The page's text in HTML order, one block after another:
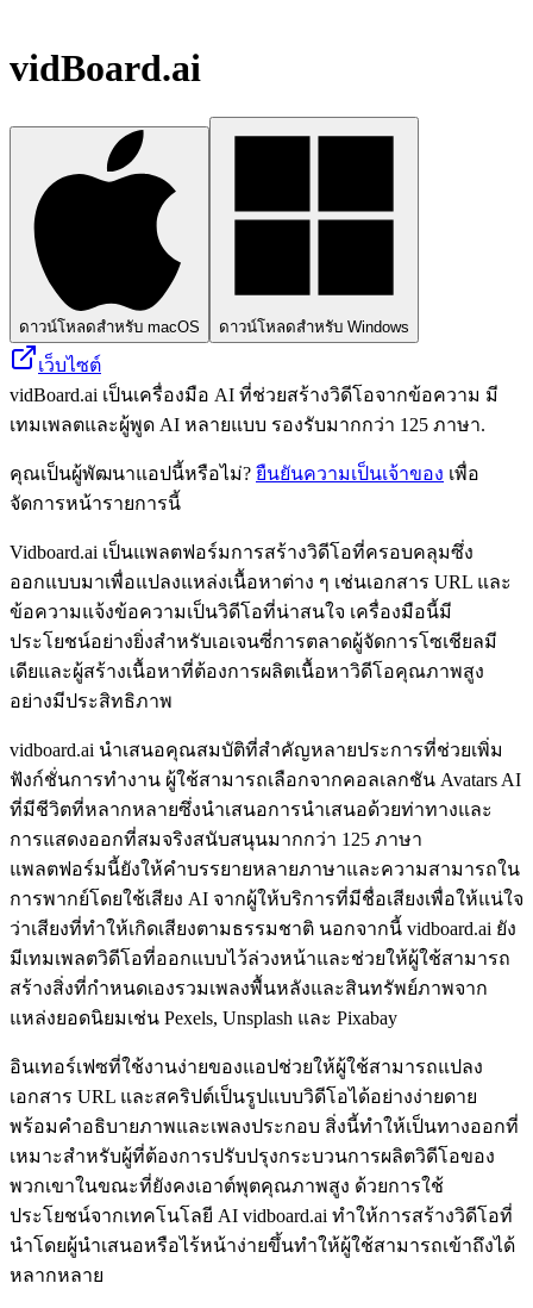
vidBoard.ai
ดาวน์โหลดสำหรับ macOS ดาวน์โหลดสำหรับ Windows
เว็บไซต์
vidBoard.ai เป็นเครื่องมือ AI ที่ช่วยสร้างวิดีโอจากข้อความ มี
เทมเพลตและผู้พูด AI หลายแบบ รองรับมากกว่า 125 ภาษา.
คุณเป็นผู้พัฒนาแอปนี้หรือไม่? ยืนยันความเป็นเจ้าของ เพื่อ
จัดการหน้ารายการนี้
Vidboard.ai เป็นแพลตฟอร์มการสร้างวิดีโอที่ครอบคลุมซึ่ง
ออกแบบมาเพื่อแปลงแหล่งเนื้อหาต่าง ๆ เช่นเอกสาร URL และ
ข้อความแจ้งข้อความเป็นวิดีโอที่น่าสนใจ เครื่องมือนี้มี
ประโยชน์อย่างยิ่งสำหรับเอเจนซี่การตลาดผู้จัดการโซเชียลมี
เดียและผู้สร้างเนื้อหาที่ต้องการผลิตเนื้อหาวิดีโอคุณภาพสูง
อย่างมีประสิทธิภาพ
vidboard.ai นำเสนอคุณสมบัติที่สำคัญหลายประการที่ช่วยเพิ่ม
ฟังก์ชั่นการทำงาน ผู้ใช้สามารถเลือกจากคอลเลกชัน Avatars AI
ที่มีชีวิตที่หลากหลายซึ่งนำเสนอการนำเสนอด้วยท่าทางและ
การแสดงออกที่สมจริงสนับสนุนมากกว่า 125 ภาษา
แพลตฟอร์มนี้ยังให้คำบรรยายหลายภาษาและความสามารถใน
การพากย์โดยใช้เสียง AI จากผู้ให้บริการที่มีชื่อเสียงเพื่อให้แน่ใจ
ว่าเสียงที่ทำให้เกิดเสียงตามธรรมชาติ นอกจากนี้ vidboard.ai ยัง
มีเทมเพลตวิดีโอที่ออกแบบไว้ล่วงหน้าและช่วยให้ผู้ใช้สามารถ
สร้างสิ่งที่กำหนดเองรวมเพลงพื้นหลังและสินทรัพย์ภาพจาก
แหล่งยอดนิยมเช่น Pexels, Unsplash และ Pixabay
อินเทอร์เฟซที่ใช้งานง่ายของแอปช่วยให้ผู้ใช้สามารถแปลง
เอกสาร URL และสคริปต์เป็นรูปแบบวิดีโอได้อย่างง่ายดาย
พร้อมคำอธิบายภาพและเพลงประกอบ สิ่งนี้ทำให้เป็นทางออกที่
เหมาะสำหรับผู้ที่ต้องการปรับปรุงกระบวนการผลิตวิดีโอของ
พวกเขาในขณะที่ยังคงเอาต์พุตคุณภาพสูง ด้วยการใช้
ประโยชน์จากเทคโนโลยี AI vidboard.ai ทำให้การสร้างวิดีโอที่
นำโดยผู้นำเสนอหรือไร้หน้าง่ายขึ้นทำให้ผู้ใช้สามารถเข้าถึงได้
หลากหลาย